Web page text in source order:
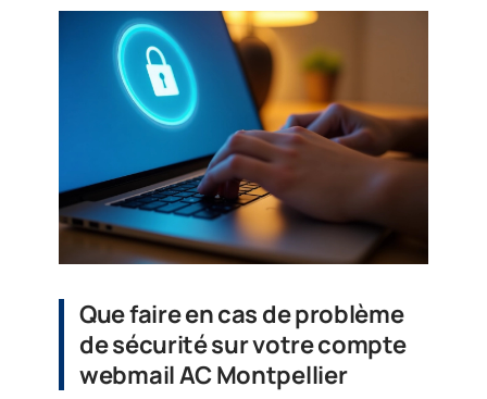
Que faire en cas de problème
de sécurité sur votre compte
webmail AC Montpellier